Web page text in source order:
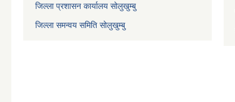
जिल्ला प्रशासन कार्यालय सोलुखुम्बु
जिल्ला समन्वय समिति सोलुखुम्बु